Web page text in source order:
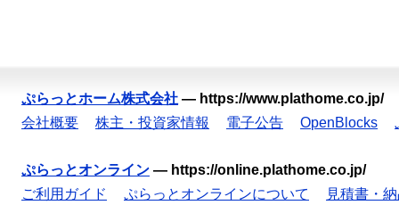
ぷらっとホーム株式会社 — https://www.plathome.co.jp/
会社概要
株主・投資家情報 電子公告 OpenBlocks
ぷらっとオンライン — https://online.plathome.co.jp/
ご利用ガイド
ぷらっとオンラインについて
見積書・